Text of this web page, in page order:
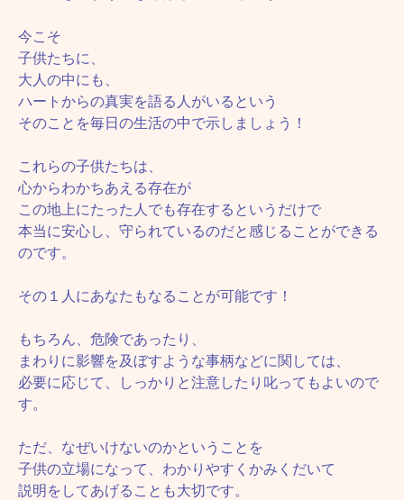
今こそ
子供たちに、
大人の中にも、
ハートからの真実を語る人がいるという
そのことを毎日の生活の中で示しましょう！
これらの子供たちは、
心からわかちあえる存在が
この地上にたった人でも存在するというだけで
本当に安心し、守られているのだと感じることができる
のです。
その１人にあなたもなることが可能です！
もちろん、危険であったり、
まわりに影響を及ぼすような事柄などに関しては、
必要に応じて、しっかりと注意したり叱ってもよいので
す。
ただ、なぜいけないのかということを
子供の立場になって、わかりやすくかみくだいて
説明をしてあげることも大切です。